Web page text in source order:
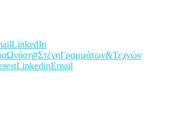
LinkedIn
#ΣτέγηΓραμμάτων&Τεχνών
LinkedinEmail